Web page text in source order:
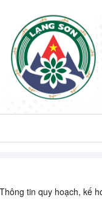
Thông tin quy hoạch, kế